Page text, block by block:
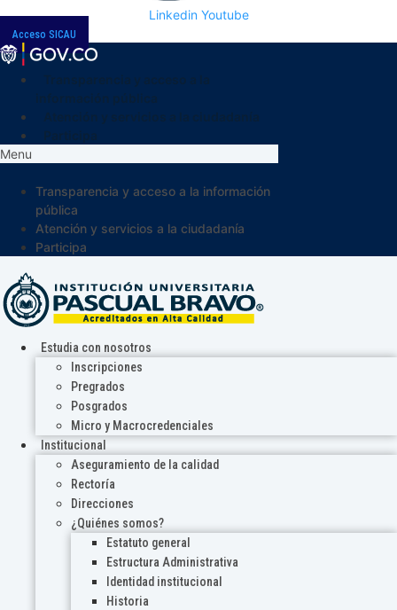
Linkedin Youtube
Acceso SICAU
Menu
Transparencia y acceso a la información
pública
Atención y servicios a la ciudadanía
Participa
Estudia con nosotros
Inscripciones
Pregrados
Posgrados
Micro y Macrocredenciales
Institucional
Aseguramiento de la calidad
Rectoría
Direcciones
¿Quiénes somos?
Estatuto general
Estructura Administrativa
Identidad institucional
Historia